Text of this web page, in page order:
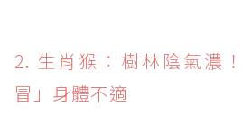
2. 生肖猴：樹林陰氣濃
冒」身體不適